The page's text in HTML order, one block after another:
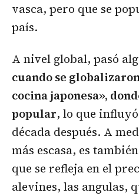
vasca, pero que se
país.
A nivel global, pasó
cuando se
cocina japonesa»,
popular, lo que
década después. A
más escasa, es
que se refleja en el
alevines, las angulas,